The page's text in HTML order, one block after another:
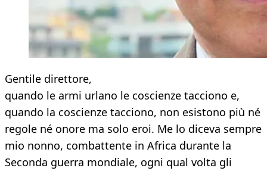
Gentile direttore,
quando le armi urlano le coscienze tacciono e,
quando la coscienze tacciono, non esistono più né
regole né onore ma solo eroi. Me lo diceva sempre
mio nonno, combattente in Africa durante la
Seconda guerra mondiale, ogni qual volta gli